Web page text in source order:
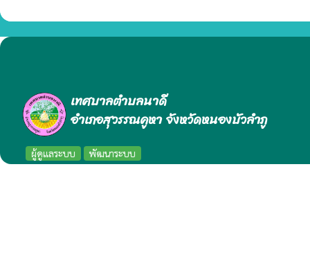
เทศบาลตำบลนาดี
อำเภอสุวรรณคูหา จังหวัดหนองบัวลำภู
ผู้ดูแลระบบ พัฒนาระบบ